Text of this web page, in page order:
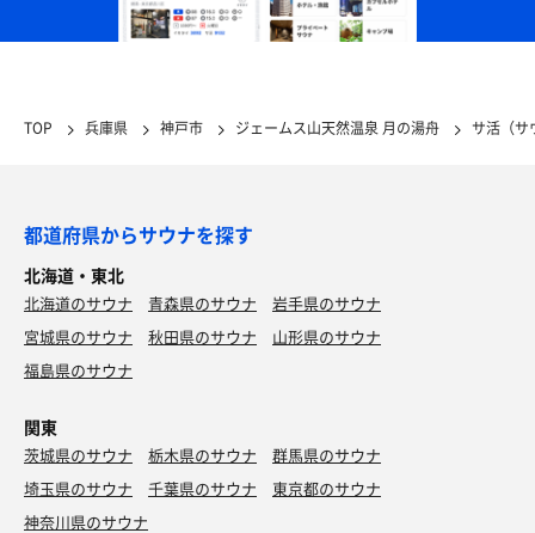
TOP 兵庫県 神戸市 ジェームス山天然温泉 月の湯舟 サ活（サ
都道府県からサウナを探す
北海道・東北
北海道のサウナ 青森県のサウナ
岩手県のサウナ
宮城県のサウナ
秋田県のサウナ
山形県のサウナ
福島県のサウナ
関東
茨城県のサウナ 栃木県のサウナ
群馬県のサウナ
埼玉県のサウナ
千葉県のサウナ
東京都のサウナ
神奈川県のサウナ